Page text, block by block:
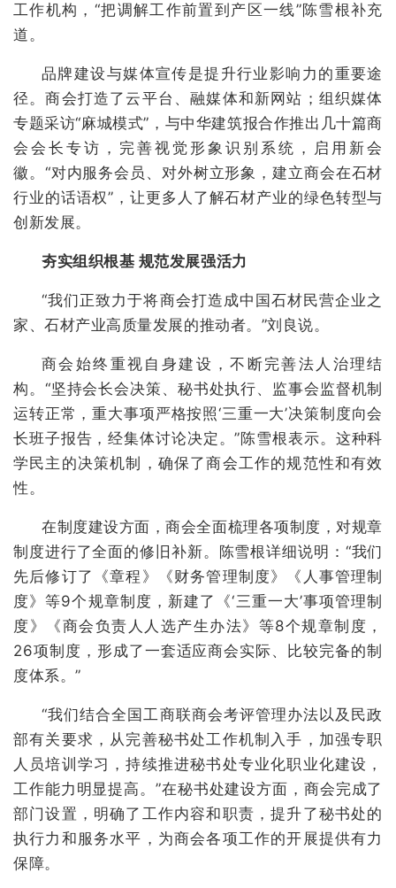
工作机构，“把调解工作前置到产区一线”陈雪根补充
道。
品牌建设与媒体宣传是提升行业影响力的重要途
径。商会打造了云平台、融媒体和新网站；组织媒体
专题采访“麻城模式”，与中华建筑报合作推出几十篇商
会会长专访，完善视觉形象识别系统，启用新会
徽。“对内服务会员、对外树立形象，建立商会在石材
行业的话语权”，让更多人了解石材产业的绿色转型与
创新发展。
夯实组织根基 规范发展强活力
“我们正致力于将商会打造成中国石材民营企业之
家、石材产业高质量发展的推动者。”刘良说。
商会始终重视自身建设，不断完善法人治理结
构。“坚持会长会决策、秘书处执行、监事会监督机制
运转正常，重大事项严格按照‘三重一大’决策制度向会
长班子报告，经集体讨论决定。”陈雪根表示。这种科
学民主的决策机制，确保了商会工作的规范性和有效
性。
在制度建设方面，商会全面梳理各项制度，对规章
制度进行了全面的修旧补新。陈雪根详细说明：“我们
先后修订了《章程》《财务管理制度》《人事管理制
度》等9个规章制度，新建了《‘三重一大’事项管理制
度》《商会负责人人选产生办法》等8个规章制度，
26项制度，形成了一套适应商会实际、比较完备的制
度体系。”
“我们结合全国工商联商会考评管理办法以及民政
部有关要求，从完善秘书处工作机制入手，加强专职
人员培训学习，持续推进秘书处专业化职业化建设，
工作能力明显提高。”在秘书处建设方面，商会完成了
部门设置，明确了工作内容和职责，提升了秘书处的
执行力和服务水平，为商会各项工作的开展提供有力
保障。